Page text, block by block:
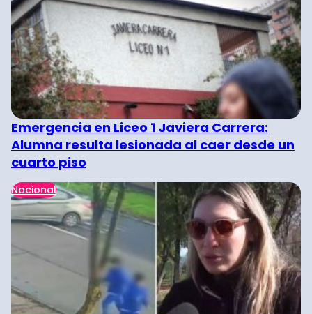
Emergencia en Liceo 1 Javiera Carrera:
Alumna resulta lesionada al caer desde un
cuarto piso
Nacional